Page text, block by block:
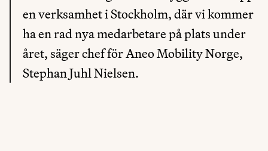
en verksamhet i Stockholm, där vi kommer
ha en rad nya medarbetare på plats under
året, säger chef för Aneo Mobility Norge,
Stephan Juhl Nielsen.